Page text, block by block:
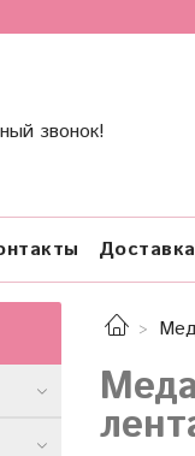
звонок!
Доставка